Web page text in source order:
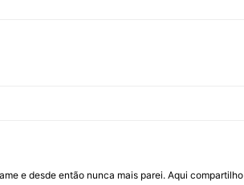
e desde então nunca mais parei. Aqui compartilho